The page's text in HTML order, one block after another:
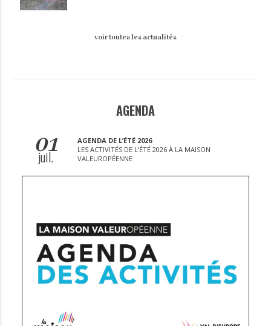
voir toutes les actualités
AGENDA
01
juil.
AGENDA DE L’ÉTÉ 2026
LES ACTIVITÉS DE L’ÉTÉ 2026 À LA MAISON
VALEUROPÉENNE